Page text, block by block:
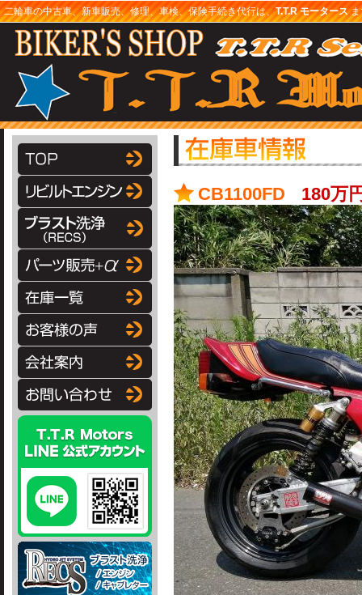
二輪車の中古車、新車販売、修理、車検、保険手続き代行は、T.T.R モータースま
CB1100FD 180万